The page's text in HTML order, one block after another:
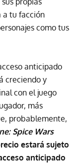
a tu facción
como tus
anticipado
creciendo y
con el juego
más
probablemente,
Spice Wars
estará sujeto
anticipado